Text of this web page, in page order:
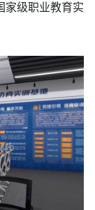
家级职业教育实